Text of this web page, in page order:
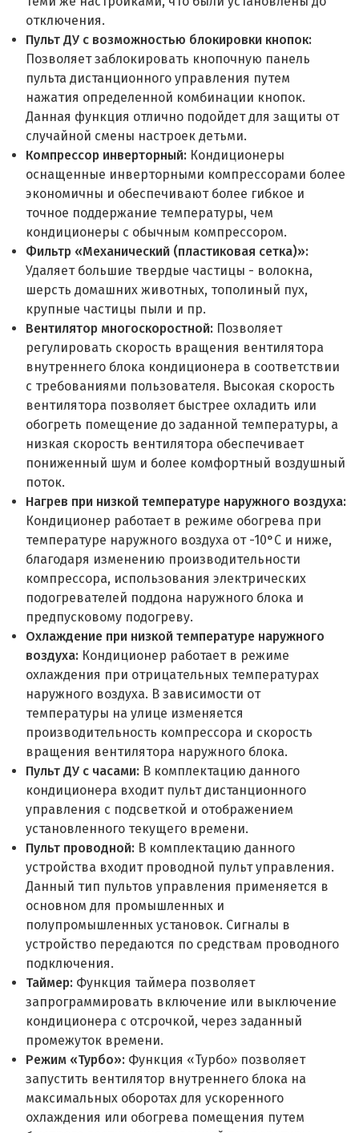
отключения.
Пульт ДУ с возможностью блокировки кнопок:
Позволяет заблокировать кнопочную панель
пульта дистанционного управления путем
нажатия определенной комбинации кнопок.
Данная функция отлично подойдет для защиты от
случайной смены настроек детьми.
Компрессор инверторный: Кондиционеры
оснащенные инверторными компрессорами более
экономичны и обеспечивают более гибкое и
точное поддержание температуры, чем
кондиционеры с обычным компрессором.
Фильтр «Механический (пластиковая сетка)»:
Удаляет большие твердые частицы - волокна,
шерсть домашних животных, тополиный пух,
крупные частицы пыли и пр.
Вентилятор многоскоростной: Позволяет
регулировать скорость вращения вентилятора
внутреннего блока кондиционера в соответствии
с требованиями пользователя. Высокая скорость
вентилятора позволяет быстрее охладить или
обогреть помещение до заданной температуры, а
низкая скорость вентилятора обеспечивает
пониженный шум и более комфортный воздушный
поток.
Нагрев при низкой температуре наружного воздуха:
Кондиционер работает в режиме обогрева при
температуре наружного воздуха от -10°С и ниже,
благодаря изменению производительности
компрессора, использования электрических
подогревателей поддона наружного блока и
предпусковому подогреву.
Охлаждение при низкой температуре наружного
воздуха: Кондиционер работает в режиме
охлаждения при отрицательных температурах
наружного воздуха. В зависимости от
температуры на улице изменяется
производительность компрессора и скорость
вращения вентилятора наружного блока.
Пульт ДУ с часами: В комплектацию данного
кондиционера входит пульт дистанционного
управления с подсветкой и отображением
установленного текущего времени.
Пульт проводной: В комплектацию данного
устройства входит проводной пульт управления.
Данный тип пультов управления применяется в
основном для промышленных и
полупромышленных установок. Сигналы в
устройство передаются по средствам проводного
подключения.
Таймер: Функция таймера позволяет
запрограммировать включение или выключение
кондиционера с отсрочкой, через заданный
промежуток времени.
Режим «Турбо»: Функция «Турбо» позволяет
запустить вентилятор внутреннего блока на
максимальных оборотах для ускоренного
охлаждения или обогрева помещения путем